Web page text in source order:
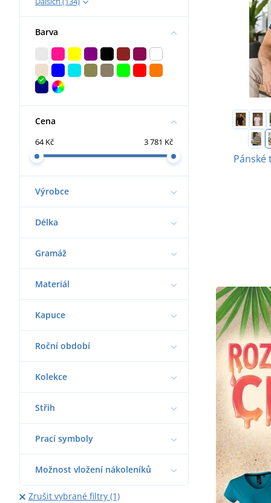
Barva
Cena
64 Kč 3 781 Kč
Výrobce
Délka
Gramáž
Materiál
Kapuce
Roční období
Kolekce
Střih
Prací symboly
Možnost vložení nákoleníků
Zrušit vybrané filtry (1)
Pánské